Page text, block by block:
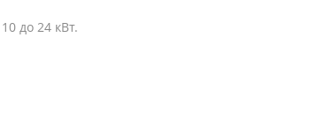
до 24 кВт.